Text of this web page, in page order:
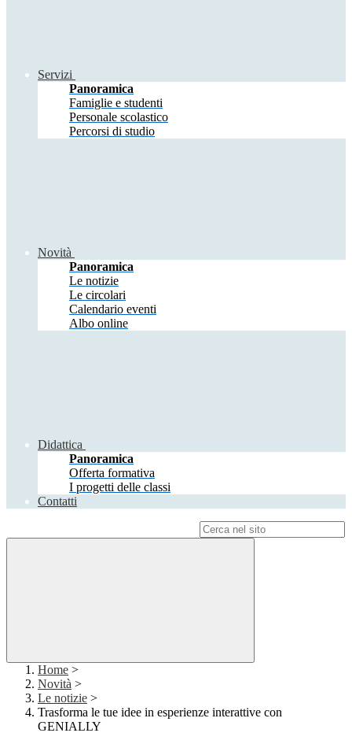
Servizi
Panoramica
Famiglie e studenti
Personale scolastico
Percorsi di studio
Novità
Panoramica
Le notizie
Le circolari
Calendario eventi
Albo online
Didattica
Panoramica
Offerta formativa
I progetti delle classi
Contatti
Home >
Novità >
Le notizie >
Trasforma le tue idee in esperienze interattive con
GENIALLY